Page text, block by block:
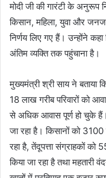
मोदी जी की गारंटी के अनुरूप
किसान, महिला, युवा और
निर्णय लिए गए हैं। उन्होंने
अंतिम व्यक्ति तक पहुंचाना है।
मुख्यमंत्री श्री साय ने बताया
18 लाख गरीब परिवारों को
से अधिक आवास पूर्ण हो चुके
जा रहा है। किसानों को
रहा है, तेंदूपत्ता संग्राहकों को
किया जा रहा है तथा